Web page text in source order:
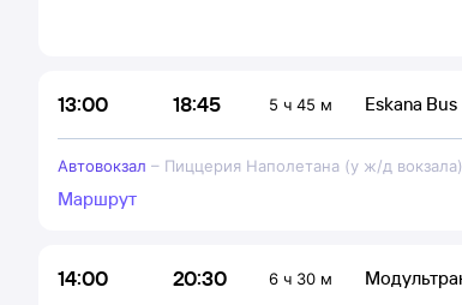
13:00 18:45 5 ч 45 м Eskana Bus
Автовокзал – Пиццерия Наполетана (у ж/д вокзала)
Маршрут
14:00 20:30 6 ч 30 м